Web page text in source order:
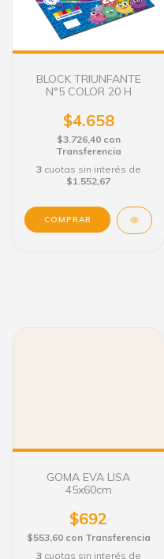
BLOCK TRIUNFANTE
N°5 COLOR 20 H
$4.658
$3.726,40 con
Transferencia
3 cuotas sin interés de
$1.552,67
GOMA EVA LISA
45x60cm
$692
$553,60 con Transferencia
3 cuotas sin interés de